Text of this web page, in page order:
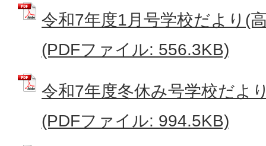
令和7年度1月号学校だより(
(PDFファイル: 556.3KB)
令和7年度冬休み号学校だよ
(PDFファイル: 994.5KB)